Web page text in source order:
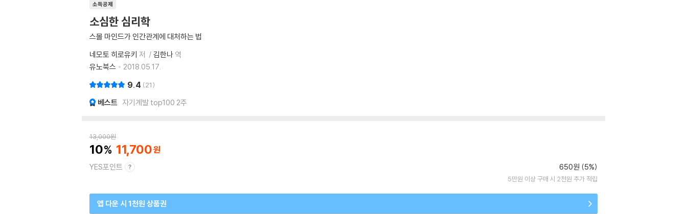
소득공제
소심한 심리학
스몰 마인드가 인간관계에 대처하는 법
네모토 히로유키 저 김한나 역
유노북스
2018.05.17.
9.4 21
베스트 자기계발 top100 2주
13,000원
10 11,700
YES포인트 650원 (5%)
5만원 이상 구매 시 2천원 추가 적립
앱 다운 시 1천원 상품권